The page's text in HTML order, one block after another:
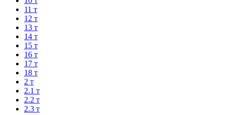
11 т
12 т
13 т
14 т
15 т
16 т
17 т
18 т
2 т
2.1 т
2.2 т
2.3 т